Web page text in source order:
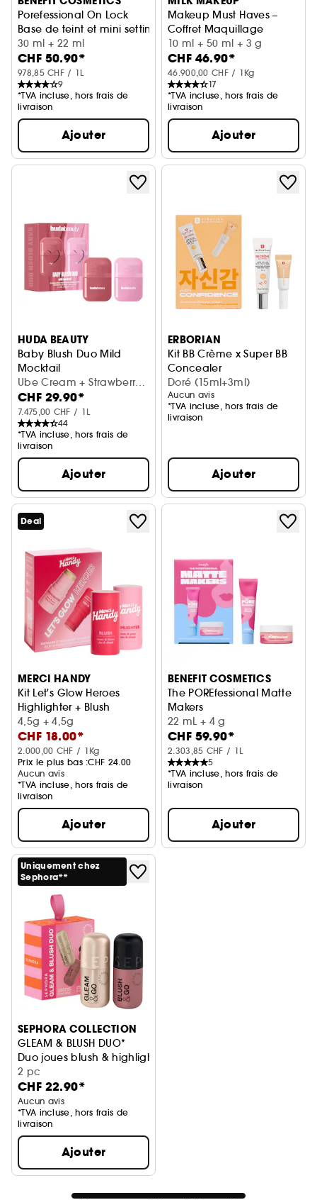
Porefessional On Lock
Base de teint et mini setting spray
30 ml + 22 ml
CHF 50.90*
978,85 CHF / 1L
9
*TVA incluse, hors frais de
livraison
Ajouter
Makeup Must Haves –
Coffret Maquillage
10 ml + 50 ml + 3 g
CHF 46.90*
46.900,00 CHF / 1Kg
17
*TVA incluse, hors frais de
livraison
Ajouter
HUDA BEAUTY
Baby Blush Duo Mild
Mocktail
Coffret blush
Ube Cream + Strawberry
Cream (2 x 2 ml)
CHF 29.90*
7.475,00 CHF / 1L
44
*TVA incluse, hors frais de
livraison
Ajouter
ERBORIAN
Kit BB Crème x Super BB
Concealer
Coffret soin visage
Doré (15ml+3ml)
Aucun avis
*TVA incluse, hors frais de
livraison
Ajouter
Deal
MERCI HANDY
Kit Let's Glow Heroes
Highlighter + Blush
4,5g + 4,5g
CHF 18.00*
2.000,00 CHF / 1Kg
Prix le plus bas :CHF 24.00
Aucun avis
*TVA incluse, hors frais de
livraison
Ajouter
BENEFIT COSMETICS
The POREfessional Matte
Makers
Coffret Primer et Poudre
22 mL + 4 g
CHF 59.90*
2.303,85 CHF / 1L
5
*TVA incluse, hors frais de
livraison
Ajouter
Uniquement chez
Sephora**
SEPHORA COLLECTION
GLEAM & BLUSH DUO*
Duo joues blush & highlighter liquides
2 pc
CHF 22.90*
Aucun avis
*TVA incluse, hors frais de
livraison
Ajouter